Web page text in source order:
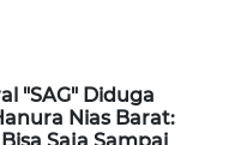
"SAG" Diduga
Nias Barat: